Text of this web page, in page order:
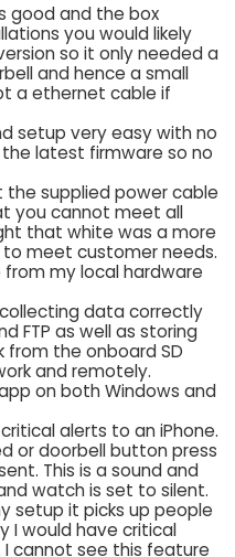
good and the box
you would likely
so it only needed a
and hence a small
a ethernet cable if
setup very easy with no
latest firmware so no
the supplied power cable
you cannot meet all
that white was a more
to meet customer needs.
my local hardware
data correctly
FTP as well as storing
from the onboard SD
and remotely.
on both Windows and
alerts to an iPhone.
or doorbell button press
This is a sound and
watch is set to silent.
setup it picks up people
I would have critical
cannot see this feature